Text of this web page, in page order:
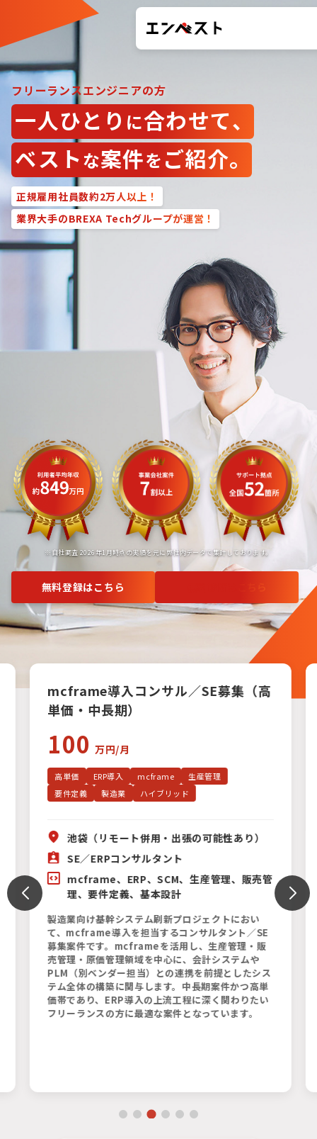
フリーランスエンジニアの方
一人ひとり に合わせて、
ベストな案件を ご紹介。
正規雇用社員数約2万人以上！
業界大手のBREXA Techグループが運営！
※自社調査 2026年1月時点の実績を元に弊社内データで集計しております。
無料登録はこちら
案件一覧
mcframe導入コンサル／SE募集（高
単価・中長期）
100 万円/月
高単価 ERP導入 mcframe
生産管理
要件定義
製造業 ハイブリッド
池袋（リモート併用・出張の可能性あり）
SE／ERPコンサルタント
mcframe、ERP、SCM、生産管理、販売管
理、要件定義、基本設計
製造業向け基幹システム刷新プロジェクトにおい
て、mcframe導入を担当するコンサルタント／SE
募集案件です。mcframeを活用し、生産管理・販
売管理・原価管理領域を中心に、会計システムや
PLM（別ベンダー担当）との連携を前提としたシス
テム全体の構築に関与します。中長期案件かつ高単
価帯であり、ERP導入の上流工程に深く関わりたい
フリーランスの方に最適な案件となっています。